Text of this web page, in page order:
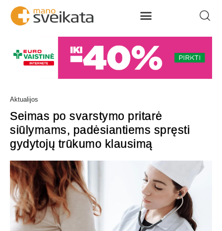
Aktualijos
Seimas po svarstymo pritarė
siūlymams, padėsiantiems spręsti
gydytojų trūkumo klausimą